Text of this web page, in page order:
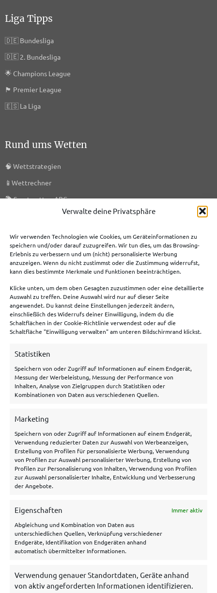
Verwalte deine Privatsphäre
Wir verwenden Technologien wie Cookies, um Geräteinformationen zu
speichern und/oder darauf zuzugreifen. Wir tun dies, um das Browsing-
Erlebnis zu verbessern und um (nicht) personalisierte Werbung
anzuzeigen. Wenn du nicht zustimmst oder die Zustimmung widerrufst,
kann dies bestimmte Merkmale und Funktionen beeinträchtigen.
Klicke unten, um dem oben Gesagten zuzustimmen oder eine detaillierte
Auswahl zu treffen. Deine Auswahl wird nur auf dieser Seite
angewendet. Du kannst deine Einstellungen jederzeit ändern,
einschließlich des Widerrufs deiner Einwilligung, indem du die
Schaltflächen in der Cookie-Richtlinie verwendest oder auf die
Schaltfläche "Einwilligung verwalten" am unteren Bildschirmrand klickst.
Statistiken
Speichern von oder Zugriff auf Informationen auf einem Endgerät,
Messung der Werbeleistung, Messung der Performance von
Inhalten, Analyse von Zielgruppen durch Statistiken oder
Kombinationen von Daten aus verschiedenen Quellen.
Marketing
Speichern von oder Zugriff auf Informationen auf einem Endgerät,
Verwendung reduzierter Daten zur Auswahl von Werbeanzeigen,
Erstellung von Profilen für personalisierte Werbung, Verwendung
von Profilen zur Auswahl personalisierter Werbung, Erstellung von
Profilen zur Personalisierung von Inhalten, Verwendung von Profilen
zur Auswahl personalisierter Inhalte, Entwicklung und Verbesserung
der Angebote.
Eigenschaften
Immer aktiv
Abgleichung und Kombination von Daten aus
unterschiedlichen Quellen, Verknüpfung verschiedener
Endgeräte, Identifikation von Endgeräten anhand
automatisch übermittelter Informationen.
Verwendung genauer Standortdaten, Geräte anhand
von aktiv angeforderten Informationen identifizieren.
Liga Tipps
🇩🇪Bundesliga
🇩🇪2. Bundesliga
🌟 Champions League
🏴󠁧󠁢󠁥󠁮󠁧󠁿 Premier League
🇪🇸La Liga
Rund ums Wetten
🧠 Wettstrategien
📱 Wettrechner
📚Sportwetten ABC
Meist genutzte Boni
Bet365 Bonus
Tipico Bonus
Betano Bonus
NEObet Bonus
Allgemeines
Über uns
Hilfe/Kontakt
Datenschutzerklärung
Impressum
Disclaimer
Archiv